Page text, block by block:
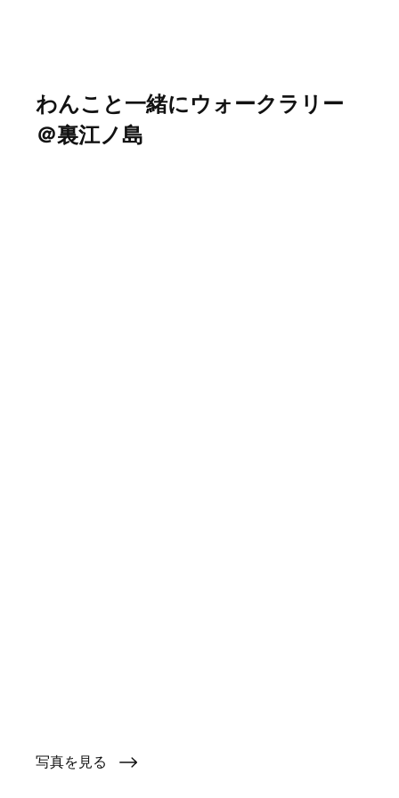
わんこと一緒にウォークラリー
＠裏江ノ島
写真を見る